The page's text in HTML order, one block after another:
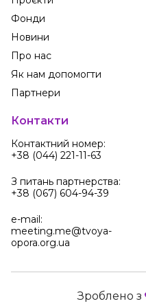
09 червня,
1
holera
09 червня,
Фонди
Новини
Про нас
Як нам допомогти
Партнери
Контакти
Контактний номер:
+38 (044) 221-11-63
З питань партнерства:
+38 (067) 604-94-39
e-mail:
meeting.me@tvoya-
opora.org.ua
Зроблено з